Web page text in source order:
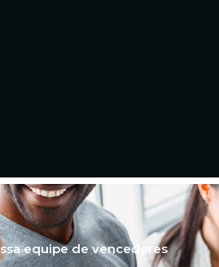
equipe de vencedores